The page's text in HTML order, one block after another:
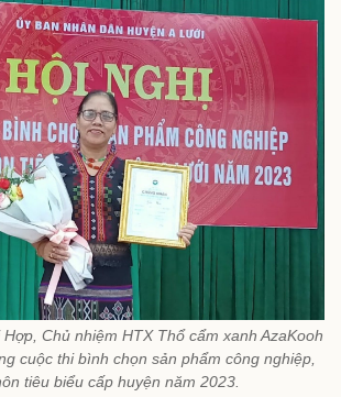
Chủ nhiệm HTX Thổ cẩm xanh AzaKooh
cuộc thi bình chọn sản phẩm công nghiệp,
tiêu biểu cấp huyện năm 2023.